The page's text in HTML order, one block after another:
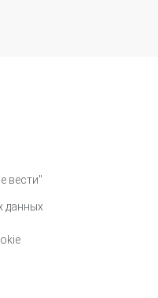
вести"
данных